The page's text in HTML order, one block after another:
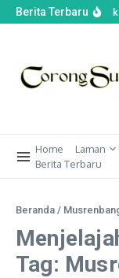
Berita Terbaru
Soroti 56 Ribu Anak
Home
Laman
Berita Terbaru
Beranda /
Tag: